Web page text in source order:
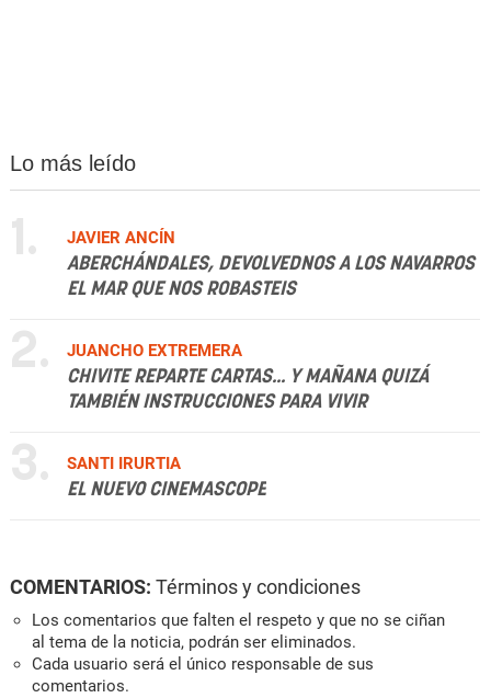
Lo más leído
1.
JAVIER ANCÍN
ABERCHÁNDALES, DEVOLVEDNOS A LOS NAVARROS
EL MAR QUE NOS ROBASTEIS
2.
JUANCHO EXTREMERA
CHIVITE REPARTE CARTAS... Y MAÑANA QUIZÁ
TAMBIÉN INSTRUCCIONES PARA VIVIR
3.
SANTI IRURTIA
EL NUEVO CINEMASCOPE
COMENTARIOS: Términos y condiciones
Los comentarios que falten el respeto y que no se ciñan
al tema de la noticia, podrán ser eliminados.
Cada usuario será el único responsable de sus
comentarios.